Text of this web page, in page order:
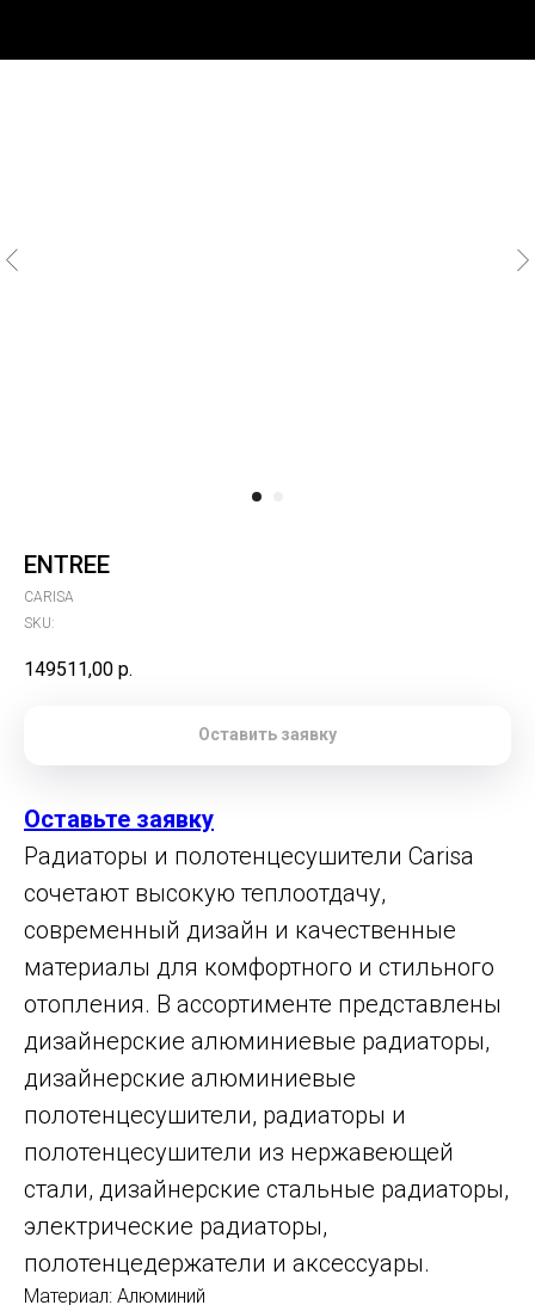
ENTREE
CARISA
SKU:
149511,00 р.
Оставить заявку
Оставьте заявку
Радиаторы и полотенцесушители Carisa
сочетают высокую теплоотдачу,
современный дизайн и качественные
материалы для комфортного и стильного
отопления. В ассортименте представлены
дизайнерские алюминиевые радиаторы,
дизайнерские алюминиевые
полотенцесушители, радиаторы и
полотенцесушители из нержавеющей
стали, дизайнерские стальные радиаторы,
электрические радиаторы,
полотенцедержатели и аксессуары.
Материал: Алюминий